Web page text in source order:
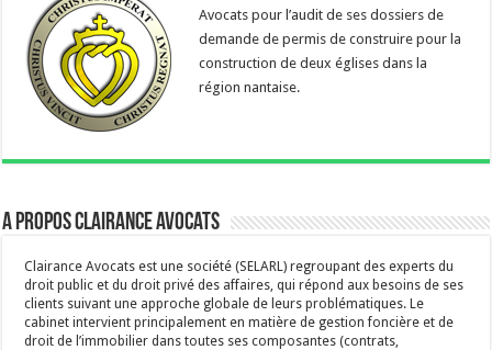
Avocats pour l’audit de ses dossiers de
demande de permis de construire pour la
construction de deux églises dans la
région nantaise.
A propos Clairance Avocats
Clairance Avocats est une société (SELARL) regroupant des experts du
droit public et du droit privé des affaires, qui répond aux besoins de ses
clients suivant une approche globale de leurs problématiques. Le
cabinet intervient principalement en matière de gestion foncière et de
droit de l’immobilier dans toutes ses composantes (contrats,